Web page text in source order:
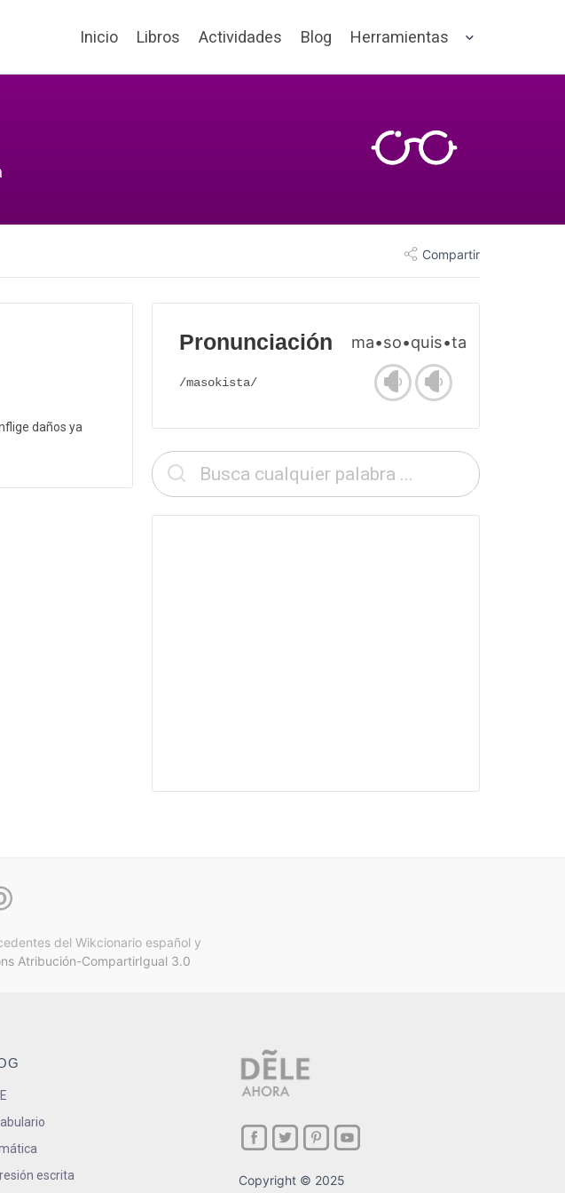
Inicio Libros Actividades Blog Herramientas
Compartir
daños ya
Pronunciación ma•so•quis•ta
/masokista/
del Wikcionario español y
Atribución-CompartirIgual 3.0
escrita
Copyright © 2025